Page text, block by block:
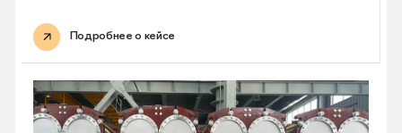
Подробнее о кейсе